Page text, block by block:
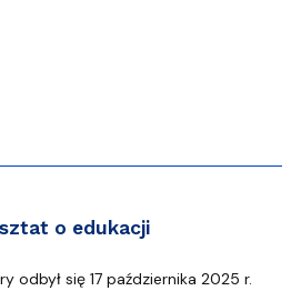
o edukacji
odbył się 17 października 2025 r.